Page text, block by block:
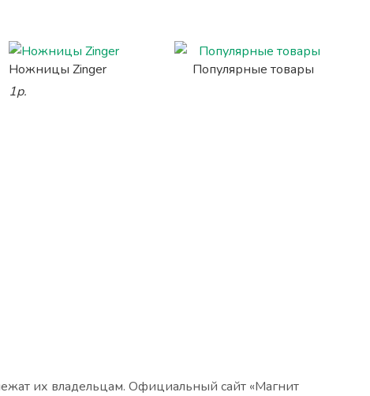
Ножницы Zinger
1р.
Популярные товары
их владельцам. Официальный сайт «Магнит